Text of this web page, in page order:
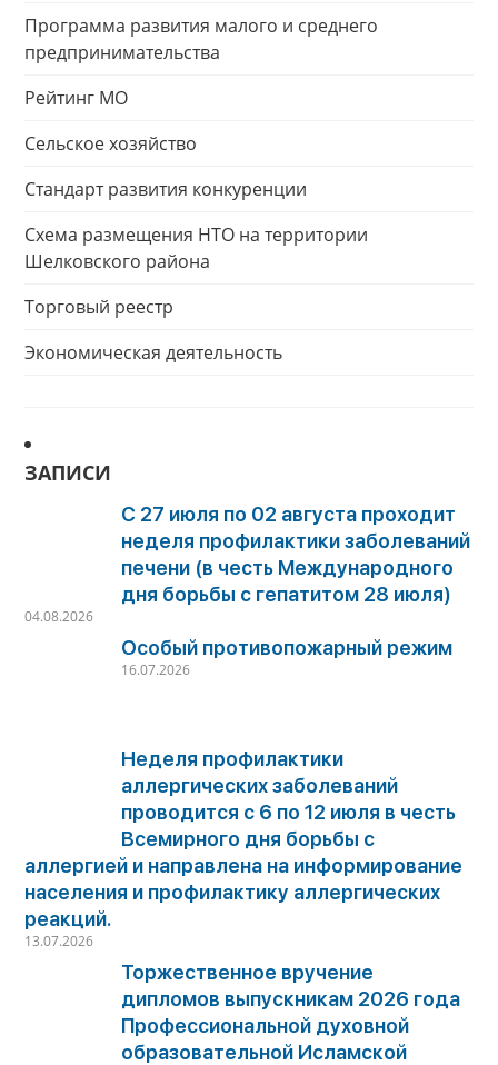
Программа развития малого и среднего
предпринимательства
Рейтинг МО
Сельское хозяйство
Стандарт развития конкуренции
Схема размещения НТО на территории
Шелковского района
Торговый реестр
Экономическая деятельность
ЗАПИСИ
С 27 июля по 02 августа проходит
неделя профилактики заболеваний
печени (в честь Международного
дня борьбы с гепатитом 28 июля)
04.08.2026
Особый противопожарный режим
16.07.2026
Неделя профилактики
аллергических заболеваний
проводится с 6 по 12 июля в честь
Всемирного дня борьбы с
аллергией и направлена на информирование
населения и профилактику аллергических
реакций.
13.07.2026
Торжественное вручение
дипломов выпускникам 2026 года
Профессиональной духовной
образовательной Исламской